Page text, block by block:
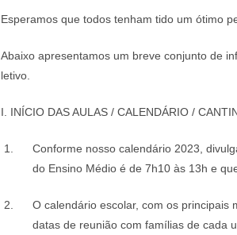
Esperamos que todos tenham tido um ótimo
Abaixo apresentamos um breve conjunto de
letivo.
I. INÍCIO DAS AULAS / CALENDÁRIO /
Conforme nosso calendário 2023,
do Ensino Médio é de 7h10 às 13h e
O calendário escolar, com os principais
datas de reunião com famílias de cada